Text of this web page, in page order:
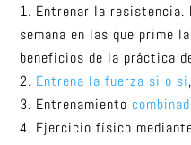
Entrenar la resistencia.
semana en las que prime
beneficios de la práctica
Entrena la fuerza si o si
Entrenamiento
Ejercicio físico